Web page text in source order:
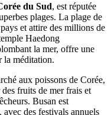
du Sud, est réputée
plages. La plage de
et attire des millions de
Haedong
la mer, offre une
la méditation.
aux poissons de Corée,
fruits de mer frais et
Busan est
des festivals annuels